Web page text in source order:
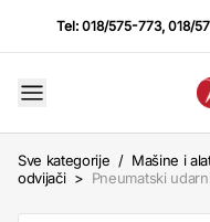
Tel:018/575-773,018/
Sve kategorije / Mašine i
odvijači > Pneumatski